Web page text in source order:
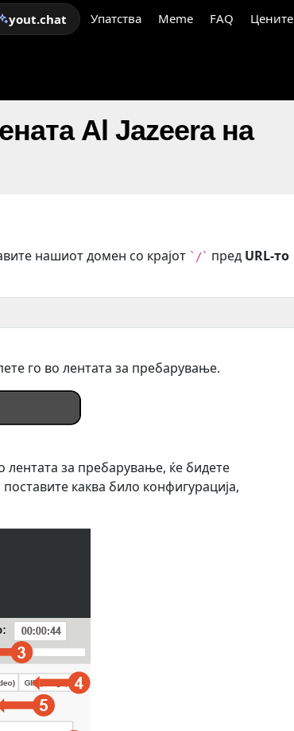
yout.chat Упатства Meme FAQ Цените
Al Jazeera на
нашиот домен со крајот `/` пред URL-то
го во лентата за пребарување.
лентата за пребарување, ќе бидете
каква било конфигурација,